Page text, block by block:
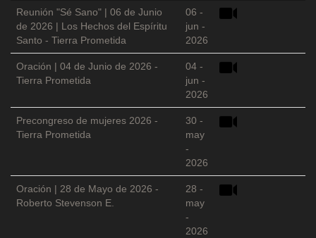
Reunión "Sé Sano" | 06 de Junio
de 2026 | Los Hechos del Espíritu
Santo - Tierra Prometida
06 -
jun -
2026
Oración | 04 de Junio de 2026 -
Tierra Prometida
04 -
jun -
2026
Precongreso de mujeres 2026 -
Tierra Prometida
30 -
may
-
2026
Oración | 28 de Mayo de 2026 -
Roberto Stevenson E.
28 -
may
-
2026